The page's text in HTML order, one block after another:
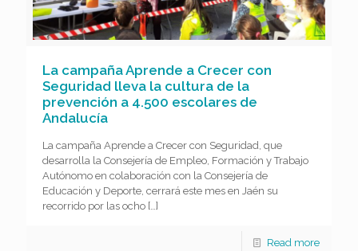
La campaña Aprende a Crecer con
Seguridad lleva la cultura de la
prevención a 4.500 escolares de
Andalucía
La campaña Aprende a Crecer con Seguridad, que
desarrolla la Consejería de Empleo, Formación y Trabajo
Autónomo en colaboración con la Consejería de
Educación y Deporte, cerrará este mes en Jaén su
recorrido por las ocho […]
Read more